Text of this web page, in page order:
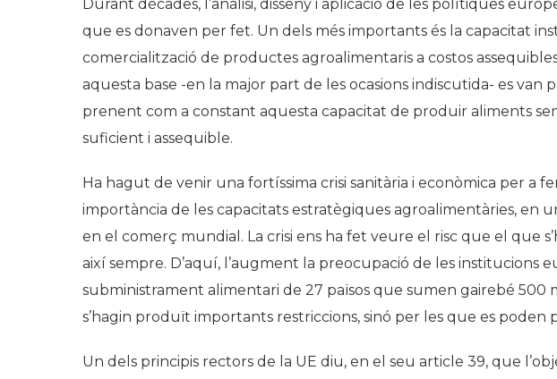
Durant dècades, l’anàlisi, disseny i aplicació de les polítiques
que es donaven per fet. Un dels més importants és la capacitat
comercialització de productes agroalimentaris a costos
aquesta base -en la major part de les ocasions indiscutida- es van
prenent com a constant aquesta capacitat de produir aliments
suficient i assequible.
Ha hagut de venir una fortíssima crisi sanitària i econòmica per a
importància de les capacitats estratègiques agroalimentàries, en
en el comerç mundial. La crisi ens ha fet veure el risc que el que
així sempre. D’aquí, l’augment la preocupació de les institucions
subministrament alimentari de 27 països que sumen gairebé 500
s’hagin produït importants restriccions, sinó per les que es
Un dels principis rectors de la UE diu, en el seu article 39, que